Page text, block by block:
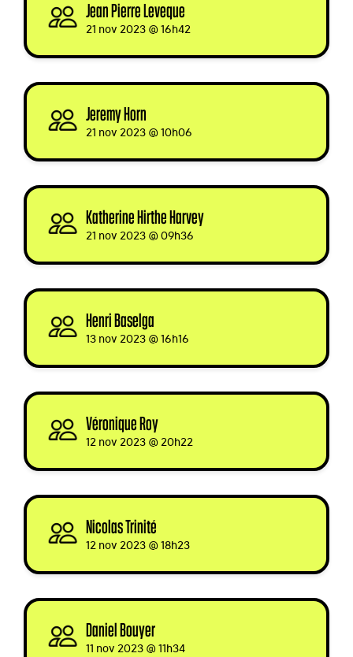
Jean Pierre Leveque
21 nov 2023 @ 16h42
Jeremy Horn
21 nov 2023 @ 10h06
Katherine Hirthe Harvey
21 nov 2023 @ 09h36
Henri Baselga
13 nov 2023 @ 16h16
Véronique Roy
12 nov 2023 @ 20h22
Nicolas Trinité
12 nov 2023 @ 18h23
Daniel Bouyer
11 nov 2023 @ 11h34